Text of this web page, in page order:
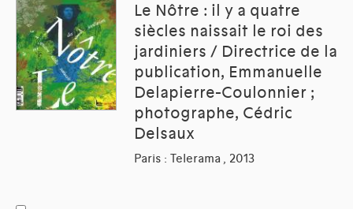
Le Nôtre : il y a quatre
siècles naissait le roi des
jardiniers / Directrice de la
publication, Emmanuelle
Delapierre-Coulonnier ;
photographe, Cédric
Delsaux
Paris : Telerama , 2013